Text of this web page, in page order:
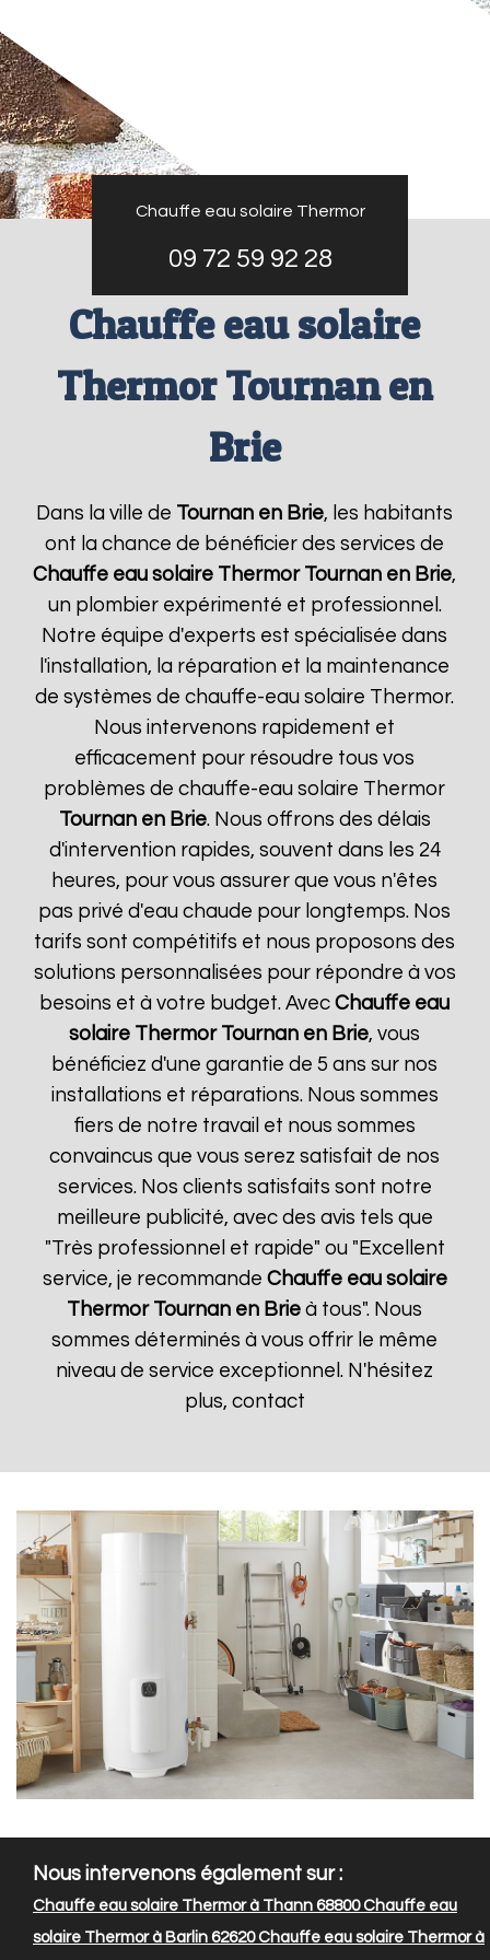
Chauffe eau solaire Thermor
09 72 59 92 28
Chauffe eau solaire
Thermor Tournan en
Brie
Dans la ville de Tournan en Brie, les habitants
ont la chance de bénéficier des services de
Chauffe eau solaire Thermor Tournan en Brie,
un plombier expérimenté et professionnel.
Notre équipe d'experts est spécialisée dans
l'installation, la réparation et la maintenance
de systèmes de chauffe-eau solaire Thermor.
Nous intervenons rapidement et
efficacement pour résoudre tous vos
problèmes de chauffe-eau solaire Thermor
Tournan en Brie. Nous offrons des délais
d'intervention rapides, souvent dans les 24
heures, pour vous assurer que vous n'êtes
pas privé d'eau chaude pour longtemps. Nos
tarifs sont compétitifs et nous proposons des
solutions personnalisées pour répondre à vos
besoins et à votre budget. AvecChauffe eau
solaire Thermor Tournan en Brie, vous
bénéficiez d'une garantie de 5 ans sur nos
installations et réparations. Nous sommes
fiers de notre travail et nous sommes
convaincus que vous serez satisfait de nos
services. Nos clients satisfaits sont notre
meilleure publicité, avec des avis tels que
"Très professionnel et rapide" ou "Excellent
service, je recommande Chauffe eau solaire
Thermor Tournan en Brie à tous". Nous
sommes déterminés à vous offrir le même
niveau de service exceptionnel. N'hésitez
plus, contact
Nous intervenons également sur :
Chauffe eau solaire Thermor à Thann 68800Chauffe eau
solaire Thermor à Barlin 62620Chauffe eau solaire Thermor à